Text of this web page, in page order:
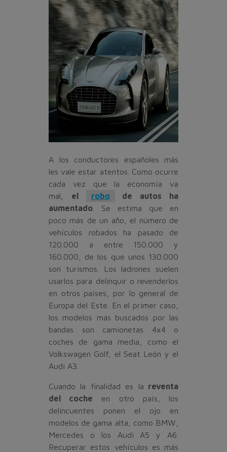
A los conductores españoles más
les vale estar atentos. Como ocurre
cada vez que la economía va
mal, el robo
de autos ha
aumentado . Se estima que en
poco más de un año, el número de
vehículos robados ha pasado de
120.000 a entre 150.000 y
160.000, de los que unos 130.000
son turismos. Los ladrones suelen
usarlos para delinquir o revenderlos
en otros países, por lo general de
Europa del Este. En el primer caso,
los modelos más buscados por las
bandas son camionetas 4x4 o
coches de gama media, como el
Volkswagen Golf, el Seat León y el
Audi A3.
Cuando la finalidad es la reventa
del coche en otro país, los
delincuentes ponen el ojo en
modelos de gama alta, como BMW,
Mercedes o los Audi A5 y A6.
Recuperar estos vehículos es más